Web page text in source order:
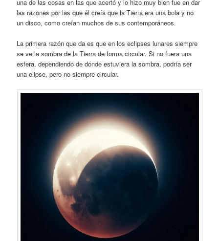
una de las cosas en las que acertó y lo hizo muy bien fue en dar
las razones por las que él creía que la Tierra era una bola y no
un disco, como creían muchos de sus contemporáneos.
La primera razón que da es que en los eclipses lunares siempre
se ve la sombra de la Tierra de forma circular. Si no fuera una
esfera, dependiendo de dónde estuviera la sombra, podría ser
una elipse, pero no siempre circular.